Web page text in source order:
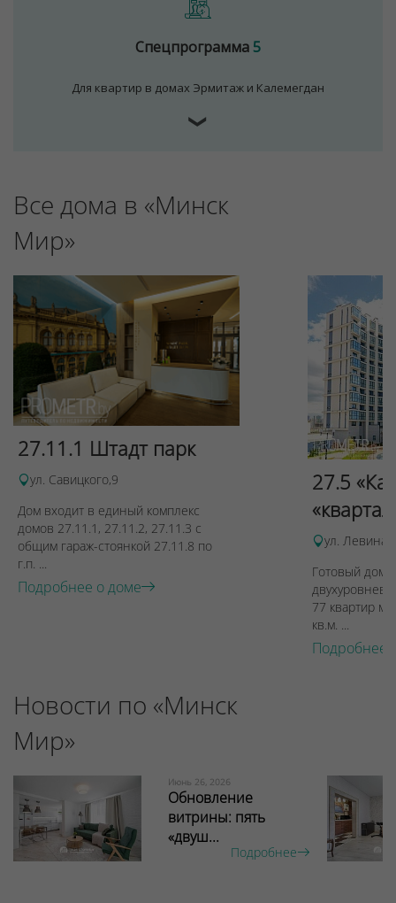
Спецпрограмма5
Для квартир в домах Эрмитаж и Калемегдан
❯
Все дома в «Минск
Мир»
27.11.1 Штадт парк
ул. Савицкого,9
Дом входит в единый комплекс
домов 27.11.1, 27.11.2, 27.11.3 с
общим гараж-стоянкой 27.11.8 по
г.п. ...
Подробнее о доме
27.5
ул. Левина,
Готовый дом
77 квартир
кв.м. ...
Подробнее
Новости по «Минск
Мир»
Июнь 26, 2026
Обновление
витрины: пять
«двуш...
Подробнее